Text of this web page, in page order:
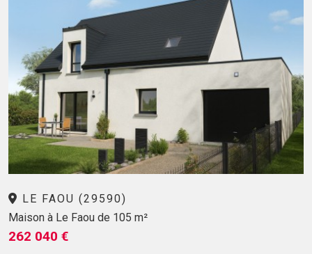
LE FAOU (29590)
Maison à Le Faou de 105 m²
262 040 €